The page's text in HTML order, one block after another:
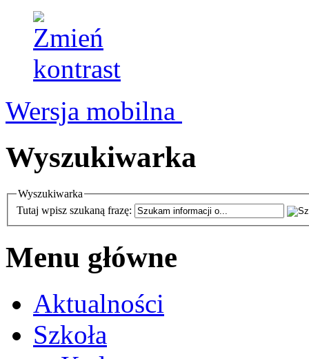
Wersja mobilna
Wyszukiwarka
Wyszukiwarka
Tutaj wpisz szukaną frazę:
Menu główne
Aktualności
Szkoła